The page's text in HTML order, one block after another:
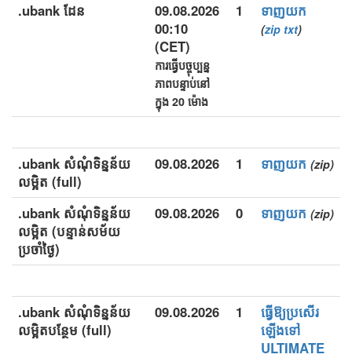
.ubank ដែន
09.08.2026
00:10
(CET)
ការធ្វើបច្ចុប្បន្ន
ភាពបន្ទាប់នៅ
ក្នុង 20 ម៉ោង
1 ទាញយក
(zip txt)
.ubank សំណុំទិន្នន័យ
លម្អិត (full)
09.08.2026 1 ទាញយក (zip)
.ubank សំណុំទិន្នន័យ
លម្អិត (បន្ទាន់សម័យ
ប្រចាំថ្ងៃ)
09.08.2026 0 ទាញយក (zip)
.ubank សំណុំទិន្នន័យ
លម្អិតបន្ថែម (full)
09.08.2026 1
ធ្វើឱ្យប្រសើរ
ឡើងទៅ
ULTIMATE